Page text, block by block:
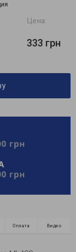
Цена:
333 грн
Оплата Видео